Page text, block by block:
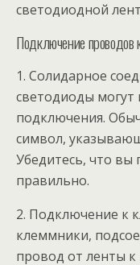
светодиодной
Подключение проводов
1. Солидарное
светодиоды
подключения.
символ,
Убедитесь, что
правильно.
2. Подключение к
клеммники,
провод от ленты